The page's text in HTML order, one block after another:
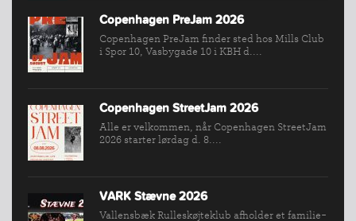
Copenhagen PreJam 2026
Copenhagen PreJam finder sted hos Mills Club
i Spor 10, Vasbygade 10 i KBH d....
Copenhagen StreetJam 2026
Alle er velkommen, når Copenhagen StreetJam
2026 starter lørdag d. 8....
VARK Stævne 2026
Vallensbæk Rulleskøjteklub afholder et familie-